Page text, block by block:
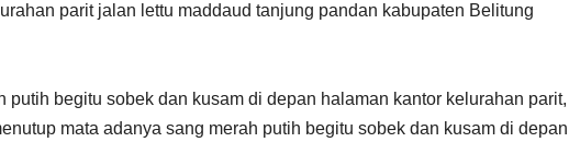
parit jalan lettu maddaud tanjung pandan kabupaten Belitung
putih begitu sobek dan kusam di depan halaman kantor kelurahan parit,
mata adanya sang merah putih begitu sobek dan kusam di depan